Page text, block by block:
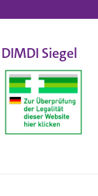
DIMDI Siegel